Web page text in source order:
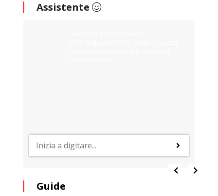
Assistente
Guide